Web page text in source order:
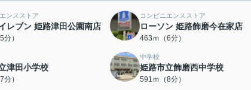
ンスストア
レブン 姫路津田公園南店
）
コンビニエンスストア
ローソン 姫路飾磨今在家店
463ｍ（6分）
津田小学校
）
中学校
姫路市立飾磨西中学校
591ｍ（8分）